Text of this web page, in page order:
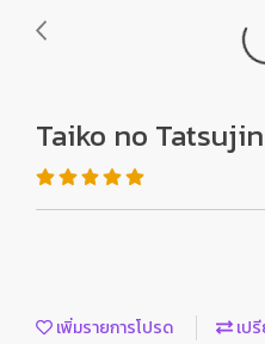
Taiko no Tatsujin
เพิ่มรายการโปรด เป